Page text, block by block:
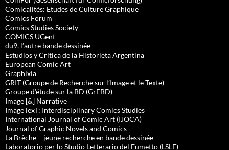
Comicalités: Etudes de Culture Graphique
Comics Forum
Comics Studies Society
COMICS UGent
du9, l’autre bande dessinée
Estudios y Crítica de la Historieta Argentina
European Comic Art
Graphixia
GRIT (Groupe de Recherche sur l’Image et le Texte)
Groupe d’étude sur la BD (GrEBD)
Image [&] Narrative
ImageTexT: Interdisciplinary Comics Studies
International Journal of Comic Art (IJOCA)
Journal of Graphic Novels and Comics
La Brèche – jeune recherche en bande dessinée
Laboratorio per lo Studio Letterario del Fumetto (LSLF)